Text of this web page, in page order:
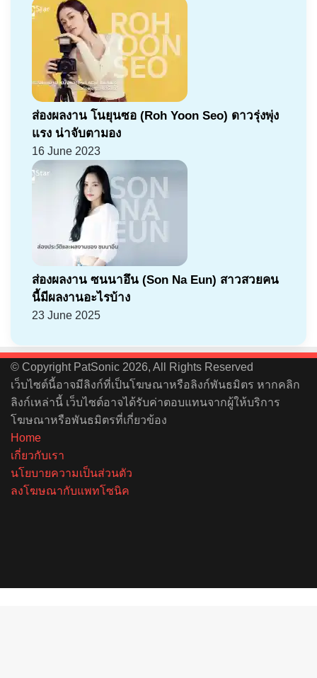
ส่องผลงาน โนยุนซอ (Roh Yoon Seo) ดาวรุ่งพุ่ง
แรง น่าจับตามอง
16 June 2023
ส่องผลงาน ซนนาอึน (Son Na Eun) สาวสวยคน
นี้มีผลงานอะไรบ้าง
23 June 2025
© Copyright PatSonic 2026, All Rights Reserved
เว็บไซต์นี้อาจมีลิงก์ที่เป็นโฆษณาหรือลิงก์พันธมิตร หากคลิก
ลิงก์เหล่านี้ เว็บไซต์อาจได้รับค่าตอบแทนจากผู้ให้บริการ
โฆษณาหรือพันธมิตรที่เกี่ยวข้อง
Home
เกี่ยวกับเรา
นโยบายความเป็นส่วนตัว
ลงโฆษณากับแพทโซนิค